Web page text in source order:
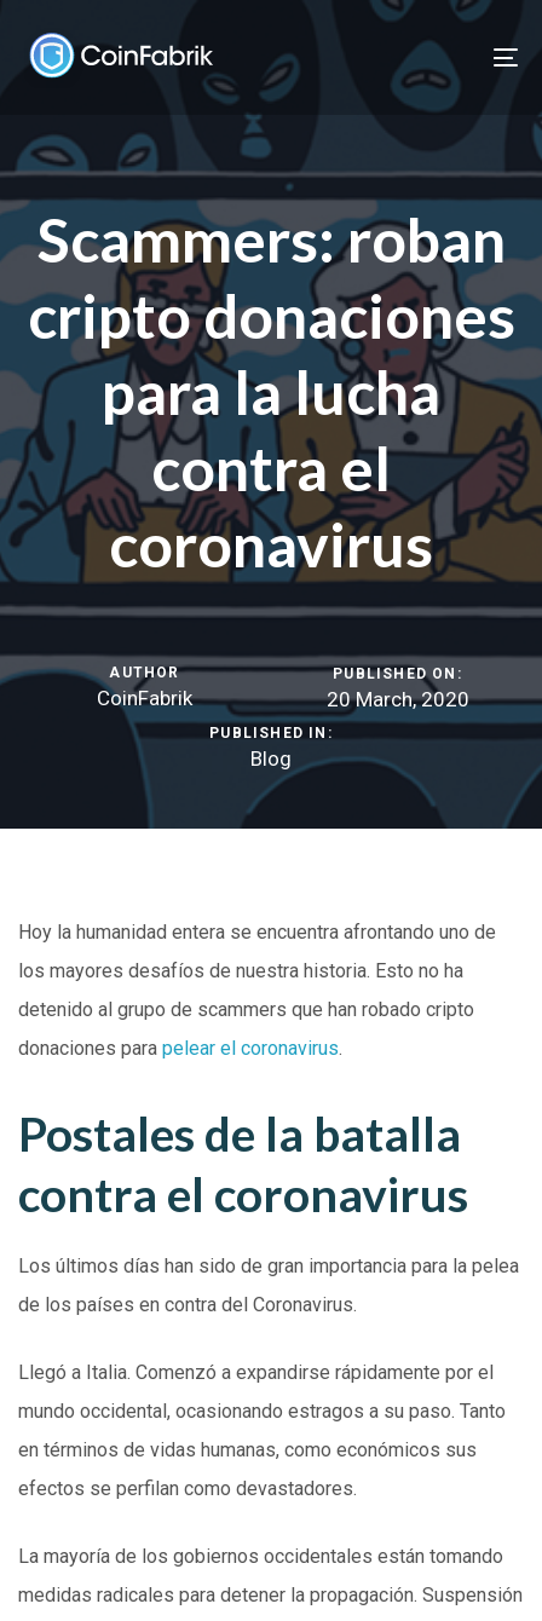
links to
content
Scammers: roban
cripto donaciones
para la lucha
contra el
coronavirus
AUTHOR
CoinFabrik
PUBLISHED ON:
20 March, 2020
PUBLISHED IN:
Blog
Hoy la humanidad entera se encuentra afrontando uno de
los mayores desafíos de nuestra historia. Esto no ha
detenido al grupo de scammers que han robado cripto
donaciones para pelear el coronavirus.
Postales de la batalla
contra el coronavirus
Los últimos días han sido de gran importancia para la pelea
de los países en contra del Coronavirus.
Llegó a Italia. Comenzó a expandirse rápidamente por el
mundo occidental, ocasionando estragos a su paso. Tanto
en términos de vidas humanas, como económicos sus
efectos se perfilan como devastadores.
La mayoría de los gobiernos occidentales están tomando
medidas radicales para detener la propagación. Suspensión